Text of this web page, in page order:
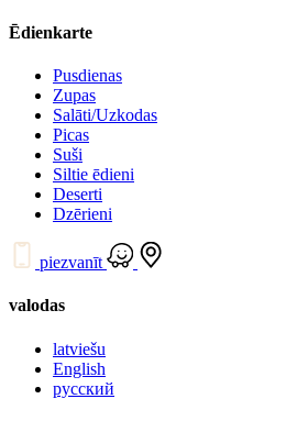
Ēdienkarte
Pusdienas
Zupas
Salāti/Uzkodas
Picas
Suši
Siltie ēdieni
Deserti
Dzērieni
piezvanīt
valodas
latviešu
English
русский